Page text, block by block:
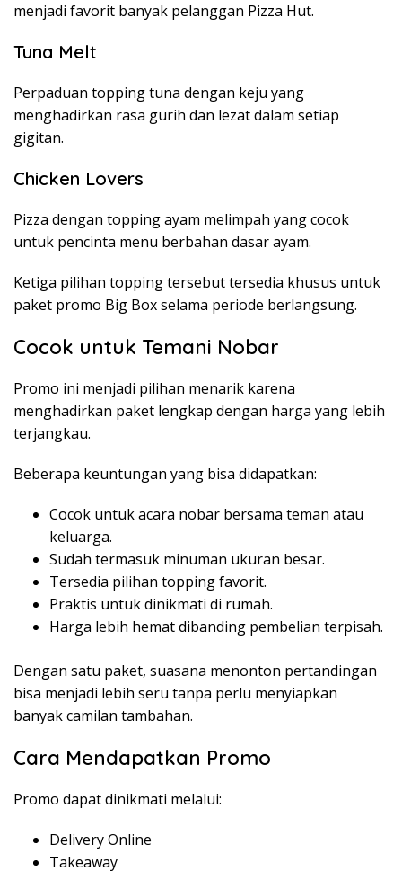
menjadi favorit banyak pelanggan Pizza Hut.
Tuna Melt
Perpaduan topping tuna dengan keju yang
menghadirkan rasa gurih dan lezat dalam setiap
gigitan.
Chicken Lovers
Pizza dengan topping ayam melimpah yang cocok
untuk pencinta menu berbahan dasar ayam.
Ketiga pilihan topping tersebut tersedia khusus untuk
paket promo Big Box selama periode berlangsung.
Cocok untuk Temani Nobar
Promo ini menjadi pilihan menarik karena
menghadirkan paket lengkap dengan harga yang lebih
terjangkau.
Beberapa keuntungan yang bisa didapatkan:
Cocok untuk acara nobar bersama teman atau
keluarga.
Sudah termasuk minuman ukuran besar.
Tersedia pilihan topping favorit.
Praktis untuk dinikmati di rumah.
Harga lebih hemat dibanding pembelian terpisah.
Dengan satu paket, suasana menonton pertandingan
bisa menjadi lebih seru tanpa perlu menyiapkan
banyak camilan tambahan.
Cara Mendapatkan Promo
Promo dapat dinikmati melalui:
Delivery Online
Takeaway